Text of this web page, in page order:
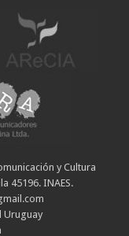
y Cultura
45196. INAES.
Uruguay